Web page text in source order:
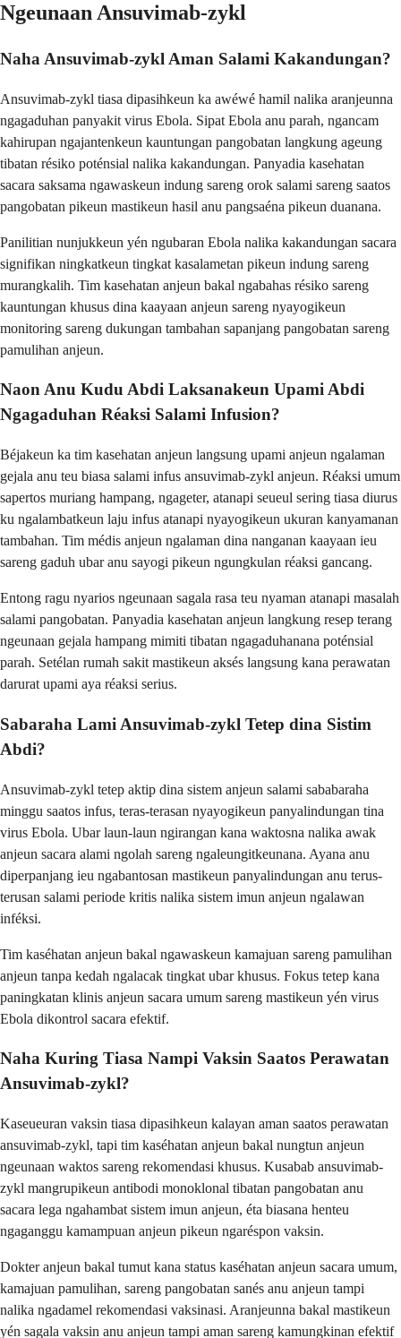
Ngeunaan Ansuvimab-zykl
Naha Ansuvimab-zykl Aman Salami Kakandungan?
Ansuvimab-zykl tiasa dipasihkeun ka awéwé hamil nalika aranjeunna
ngagaduhan panyakit virus Ebola. Sipat Ebola anu parah, ngancam
kahirupan ngajantenkeun kauntungan pangobatan langkung ageung
tibatan résiko poténsial nalika kakandungan. Panyadia kasehatan
sacara saksama ngawaskeun indung sareng orok salami sareng saatos
pangobatan pikeun mastikeun hasil anu pangsaéna pikeun duanana.
Panilitian nunjukkeun yén ngubaran Ebola nalika kakandungan sacara
signifikan ningkatkeun tingkat kasalametan pikeun indung sareng
murangkalih. Tim kasehatan anjeun bakal ngabahas résiko sareng
kauntungan khusus dina kaayaan anjeun sareng nyayogikeun
monitoring sareng dukungan tambahan sapanjang pangobatan sareng
pamulihan anjeun.
Naon Anu Kudu Abdi Laksanakeun Upami Abdi
Ngagaduhan Réaksi Salami Infusion?
Béjakeun ka tim kasehatan anjeun langsung upami anjeun ngalaman
gejala anu teu biasa salami infus ansuvimab-zykl anjeun. Réaksi umum
sapertos muriang hampang, ngageter, atanapi seueul sering tiasa diurus
ku ngalambatkeun laju infus atanapi nyayogikeun ukuran kanyamanan
tambahan. Tim médis anjeun ngalaman dina nanganan kaayaan ieu
sareng gaduh ubar anu sayogi pikeun ngungkulan réaksi gancang.
Entong ragu nyarios ngeunaan sagala rasa teu nyaman atanapi masalah
salami pangobatan. Panyadia kasehatan anjeun langkung resep terang
ngeunaan gejala hampang mimiti tibatan ngagaduhanana poténsial
parah. Setélan rumah sakit mastikeun aksés langsung kana perawatan
darurat upami aya réaksi serius.
Sabaraha Lami Ansuvimab-zykl Tetep dina Sistim
Abdi?
Ansuvimab-zykl tetep aktip dina sistem anjeun salami sababaraha
minggu saatos infus, teras-terasan nyayogikeun panyalindungan tina
virus Ebola. Ubar laun-laun ngirangan kana waktosna nalika awak
anjeun sacara alami ngolah sareng ngaleungitkeunana. Ayana anu
diperpanjang ieu ngabantosan mastikeun panyalindungan anu terus-
terusan salami periode kritis nalika sistem imun anjeun ngalawan
inféksi.
Tim kaséhatan anjeun bakal ngawaskeun kamajuan sareng pamulihan
anjeun tanpa kedah ngalacak tingkat ubar khusus. Fokus tetep kana
paningkatan klinis anjeun sacara umum sareng mastikeun yén virus
Ebola dikontrol sacara efektif.
Naha Kuring Tiasa Nampi Vaksin Saatos Perawatan
Ansuvimab-zykl?
Kaseueuran vaksin tiasa dipasihkeun kalayan aman saatos perawatan
ansuvimab-zykl, tapi tim kaséhatan anjeun bakal nungtun anjeun
ngeunaan waktos sareng rekomendasi khusus. Kusabab ansuvimab-
zykl mangrupikeun antibodi monoklonal tibatan pangobatan anu
sacara lega ngahambat sistem imun anjeun, éta biasana henteu
ngaganggu kamampuan anjeun pikeun ngaréspon vaksin.
Dokter anjeun bakal tumut kana status kaséhatan anjeun sacara umum,
kamajuan pamulihan, sareng pangobatan sanés anu anjeun tampi
nalika ngadamel rekomendasi vaksinasi. Aranjeunna bakal mastikeun
yén sagala vaksin anu anjeun tampi aman sareng kamungkinan efektif